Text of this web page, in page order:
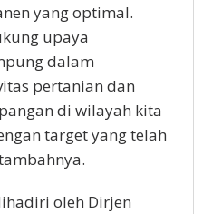
yang optimal.
upaya
dalam
pertanian dan
di wilayah kita
target yang telah
oleh Dirjen